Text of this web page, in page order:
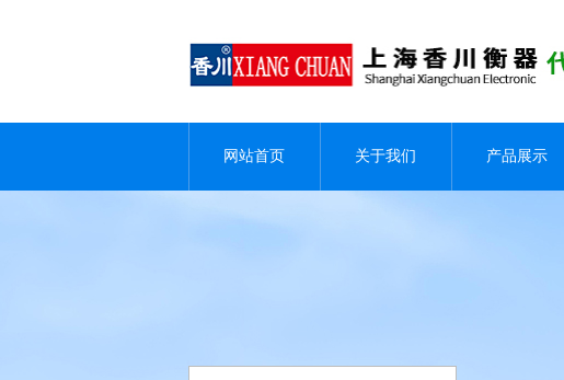
网站首页 关于我们 产品展示